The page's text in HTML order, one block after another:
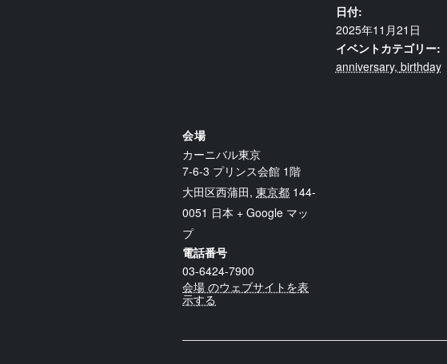
日付:
2025年11月21日
イベントカテゴリー:
anniversary, birthday
会場
カーニバル東京
7-6-3 プリンス会館 1階
大田区西蒲田, 東京都 144-
0051 日本 + Google マッ
プ
電話番号
03-6424-7900
会場 のウェブサイトを表
示する